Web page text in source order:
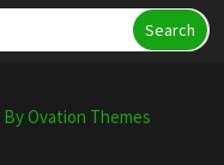
Search
By Ovation Themes